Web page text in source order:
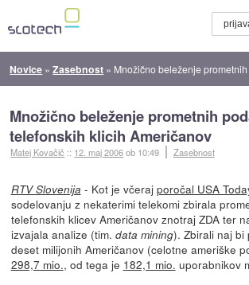
Novice »Zasebnost » Množično beleženje prometnih podatkov
Množično beleženje prometnih
telefonskih klicih Američanov
Matej Kovačič :: 12. maj 2006ob 10:49 Zasebnost
RTV Slovenija - Kot je včeraj poročal USA
sodelovanju z nekaterimi telekomi zbirala
telefonskih klicev Američanov znotraj ZDA ter
izvajala analize (tim. data mining). Zbirali naj bi
deset milijonih Američanov (celotne ameriške
298,7 mio., od tega je 182,1 mio. uporabnikov